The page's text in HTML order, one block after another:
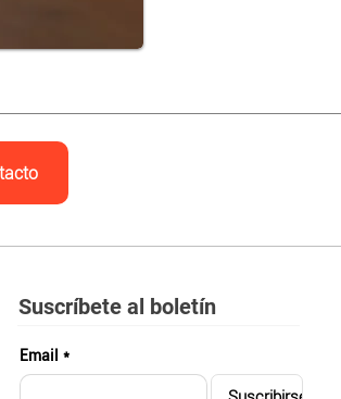
Email *
Suscríbete al boletín